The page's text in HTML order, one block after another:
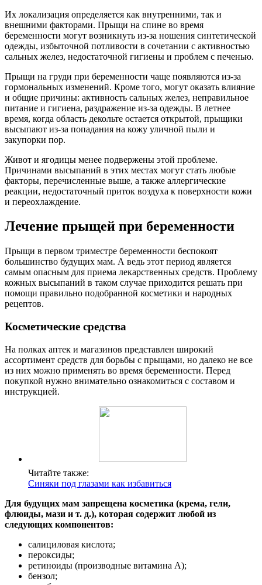
Их локализация определяется как внутренними, так и
внешними факторами. Прыщи на спине во время
беременности могут возникнуть из-за ношения синтетической
одежды, избыточной потливости в сочетании с активностью
сальных желез, недостаточной гигиены и проблем с печенью.
Прыщи на груди при беременности чаще появляются из-за
гормональных изменений. Кроме того, могут оказать влияние
и общие причины: активность сальных желез, неправильное
питание и гигиена, раздражение из-за одежды. В летнее
время, когда область декольте остается открытой, прыщики
высыпают из-за попадания на кожу уличной пыли и
закупорки пор.
Живот и ягодицы менее подвержены этой проблеме.
Причинами высыпаний в этих местах могут стать любые
факторы, перечисленные выше, а также аллергические
реакции, недостаточный приток воздуха к поверхности кожи
и переохлаждение.
Лечение прыщей при беременности
Прыщи в первом триместре беременности беспокоят
большинство будущих мам. А ведь этот период является
самым опасным для приема лекарственных средств. Проблему
кожных высыпаний в таком случае приходится решать при
помощи правильно подобранной косметики и народных
рецептов.
Косметические средства
На полках аптек и магазинов представлен широкий
ассортимент средств для борьбы с прыщами, но далеко не все
из них можно применять во время беременности. Перед
покупкой нужно внимательно ознакомиться с составом и
инструкцией.
Читайте также:
Синяки под глазами как избавиться
Для будущих мам запрещена косметика (крема, гели,
флюиды, мази и т. д.), которая содержит любой из
следующих компонентов:
салициловая кислота;
пероксиды;
ретиноиды (производные витамина A);
бензол;